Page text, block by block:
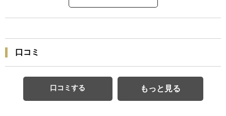
口コミ
口コミする もっと見る